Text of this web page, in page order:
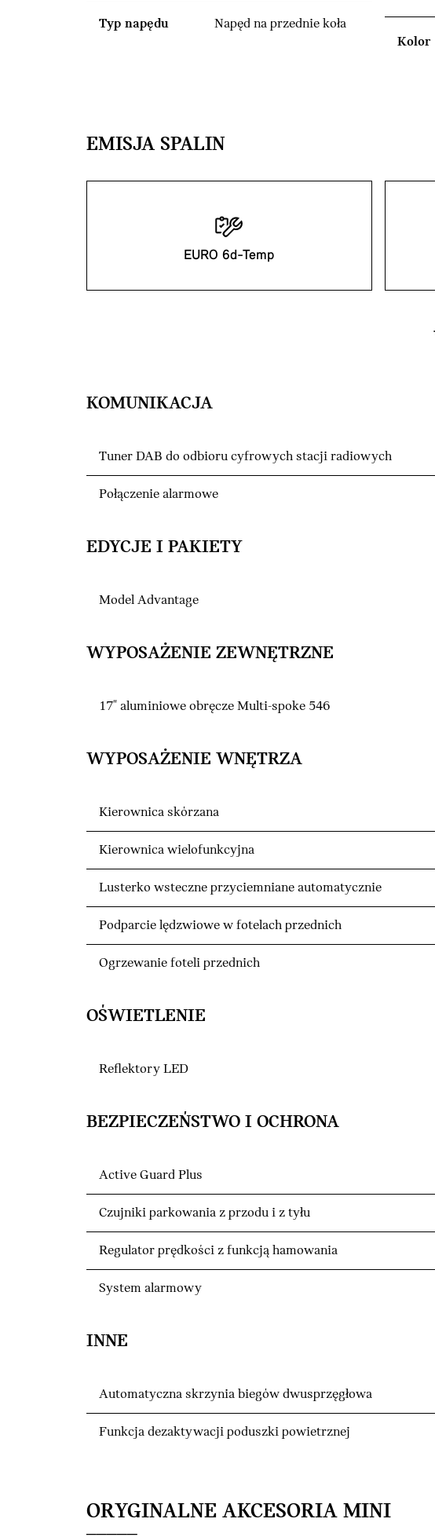
Typ napędu Napęd na przednie koła
Kolor
EMISJA SPALIN
EURO 6d-Temp
KOMUNIKACJA
Tuner DAB do odbioru cyfrowych stacji radiowych
Połączenie alarmowe
EDYCJE I PAKIETY
Model Advantage
WYPOSAŻENIE ZEWNĘTRZNE
17" aluminiowe obręcze Multi-spoke 546
WYPOSAŻENIE WNĘTRZA
Kierownica skórzana
Kierownica wielofunkcyjna
Lusterko wsteczne przyciemniane automatycznie
Podparcie lędzwiowe w fotelach przednich
Ogrzewanie foteli przednich
OŚWIETLENIE
Reflektory LED
BEZPIECZEŃSTWO I OCHRONA
Active Guard Plus
Czujniki parkowania z przodu i z tyłu
Regulator prędkości z funkcją hamowania
System alarmowy
INNE
Automatyczna skrzynia biegów dwusprzęgłowa
Funkcja dezaktywacji poduszki powietrznej
ORYGINALNE AKCESORIA MINI